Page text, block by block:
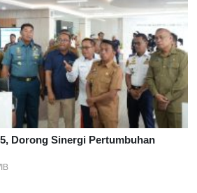
Dorong Sinergi Pertumbuhan